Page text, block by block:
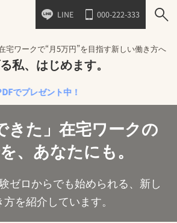
LINE 000-222-333
宅ワークで“月5万円”を目指す新しい働き方へ
私、はじめます。
ゼント中！
きた」在宅ワークの
、あなたにも。
ゼロからでも始められる、新し
を紹介しています。